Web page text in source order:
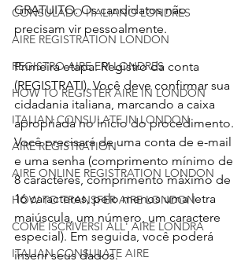
CONSULADO ITALIANO LONDRES
AIRE REGISTRATION LONDON
REGISTRO AIRE EM LONDRES
HOW TO REGISTER AIRE IN LONDON
ITALIAN CONSULATE IN LONDON
AIRE REGISTRATION
AIRE ONLINE REGISTRATION LONDON
HOW TO TRANSFER AIRE LONDON
COME ISCRIVERSI ALL' AIRE LONDRA
ITALIAN CONSULATE AIRE
GRATUITO. Os candidatos não
precisam vir pessoalmente.
Primeira etapa: Registro da conta
(REGISTRATI). Você deve confirmar sua
cidadania italiana, marcando a caixa
apropriada no início do procedimento.
Você precisará de uma conta de e-mail
e uma senha (comprimento mínimo de
8 caracteres, comprimento máximo de
16 caracteres, pelo menos uma letra
maiúscula, um número, um caractere
especial). Em seguida, você poderá
inserir seus dados.